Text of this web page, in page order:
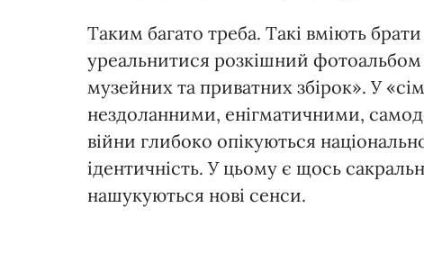
Таким багато треба. Такі вміють
уреальнитися розкішний фотоальбом
музейних та приватних збірок». У
нездоланними, енігматичними,
війни глибоко опікуються
ідентичність. У цьому є щось
нашукуються нові сенси.